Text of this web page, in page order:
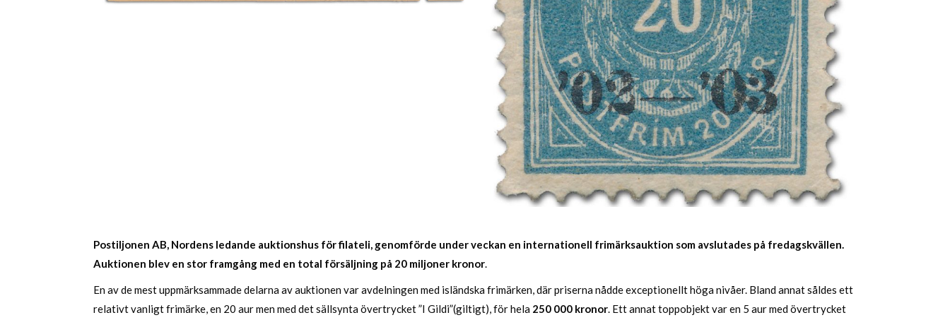
Postiljonen AB, Nordens ledande auktionshus för filateli, genomförde under veckan en internationell frimärksauktion som avslutades på fredagskvällen.
Auktionen blev en stor framgång med en total försäljning på 20 miljoner kronor.
En av de mest uppmärksammade delarna av auktionen var avdelningen med isländska frimärken, där priserna nådde exceptionellt höga nivåer. Bland annat såldes ett
relativt vanligt frimärke, en 20 aur men med det sällsynta övertrycket ”I Gildi”(giltigt), för hela 250 000 kronor. Ett annat toppobjekt var en 5 aur med övertrycket